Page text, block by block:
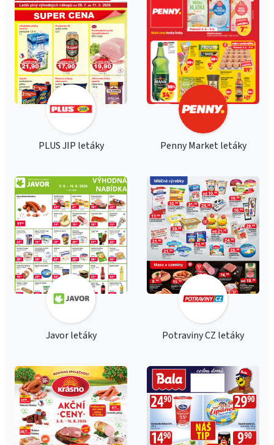
PLUS JIP letáky Penny Market letáky
Javor letáky Potraviny CZ letáky